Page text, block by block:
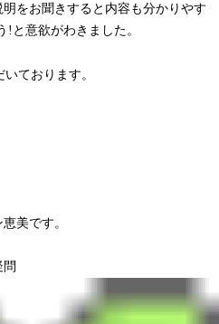
をお聞きすると内容も分かりやす
!と意欲がわきました。
美です。